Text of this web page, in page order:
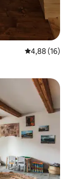
4,88 ud af 5 i
4,88 (16)